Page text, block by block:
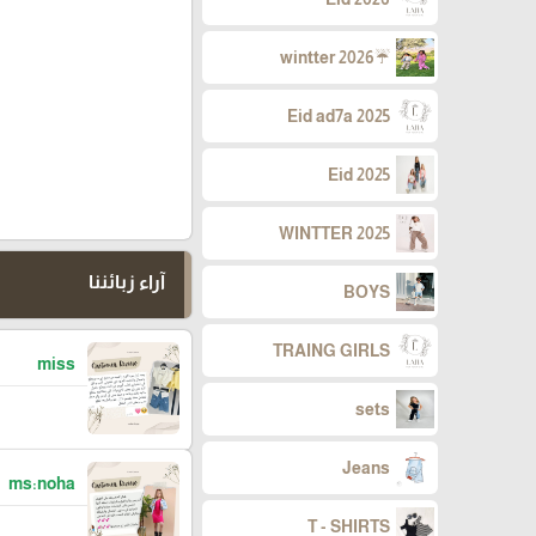
☔wintter 2026
Eid ad7a 2025
Eid 2025
WINTTER 2025
BOYS
TRAING GIRLS
sets
Jeans
T - SHIRTS
آراء زبائننا
miss
ms:noha